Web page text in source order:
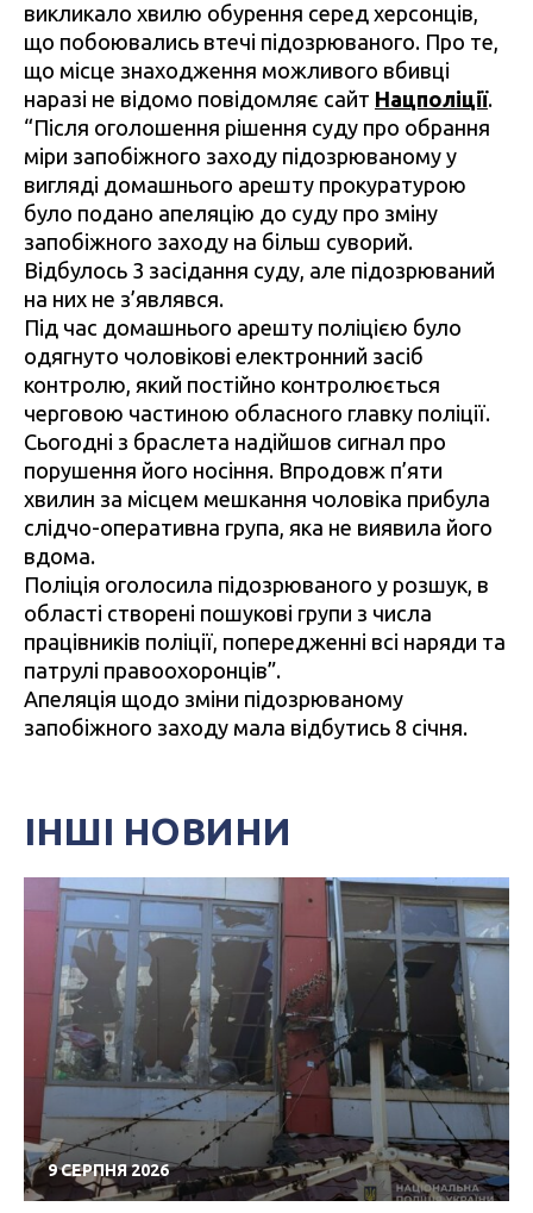
викликало хвилю обурення серед херсонців,
що побоювались втечі підозрюваного. Про те,
що місце знаходження можливого вбивці
наразі не відомо повідомляє сайт Нацполіції.
“Після оголошення рішення суду про обрання
міри запобіжного заходу підозрюваному у
вигляді домашнього арешту прокуратурою
було подано апеляцію до суду про зміну
запобіжного заходу на більш суворий.
Відбулось 3 засідання суду, але підозрюваний
на них не з’являвся.
Під час домашнього арешту поліцією було
одягнуто чоловікові електронний засіб
контролю, який постійно контролюється
черговою частиною обласного главку поліції.
Сьогодні з браслета надійшов сигнал про
порушення його носіння. Впродовж п’яти
хвилин за місцем мешкання чоловіка прибула
слідчо-оперативна група, яка не виявила його
вдома.
Поліція оголосила підозрюваного у розшук, в
області створені пошукові групи з числа
працівників поліції, попередженні всі наряди та
патрулі правоохоронців”.
Апеляція щодо зміни підозрюваному
запобіжного заходу мала відбутись 8 січня.
ІНШІ НОВИНИ
9 СЕРПНЯ 2026